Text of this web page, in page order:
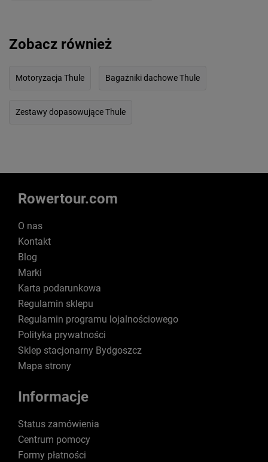
Zobacz również
Motoryzacja Thule Bagażniki dachowe Thule
Zestawy dopasowujące Thule
Rowertour.com
O nas
Kontakt
Blog
Marki
Karta podarunkowa
Regulamin sklepu
Regulamin programu lojalnościowego
Polityka prywatności
Sklep stacjonarny Bydgoszcz
Mapa strony
Informacje
Status zamówienia
Centrum pomocy
Formy płatności